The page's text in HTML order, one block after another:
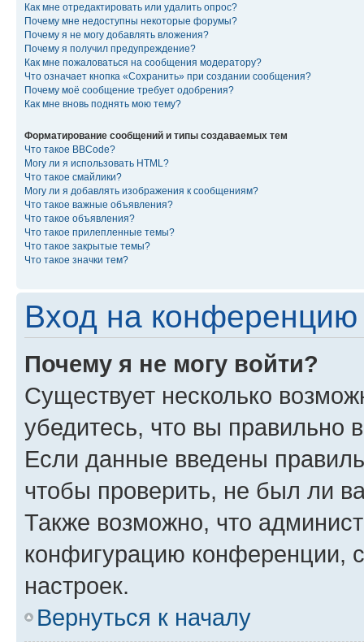
Как мне отредактировать или удалить опрос?
Почему мне недоступны некоторые форумы?
Почему я не могу добавлять вложения?
Почему я получил предупреждение?
Как мне пожаловаться на сообщения модератору?
Что означает кнопка «Сохранить» при создании сообщения?
Почему моё сообщение требует одобрения?
Как мне вновь поднять мою тему?
Форматирование сообщений и типы создаваемых тем
Что такое BBCode?
Могу ли я использовать HTML?
Что такое смайлики?
Могу ли я добавлять изображения к сообщениям?
Что такое важные объявления?
Что такое объявления?
Что такое прилепленные темы?
Что такое закрытые темы?
Что такое значки тем?
Вход на конференцию
Почему я не могу войти?
Существует несколько
убедитесь, что вы правильно
Если данные введены
чтобы проверить, не был ли
Также возможно, что
конфигурацию конференции,
настроек.
Вернуться к началу